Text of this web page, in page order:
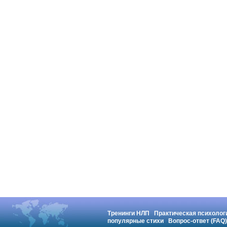
Тренинги НЛП
Практическая
популярные стихи
Вопрос-ответ (FAQ)